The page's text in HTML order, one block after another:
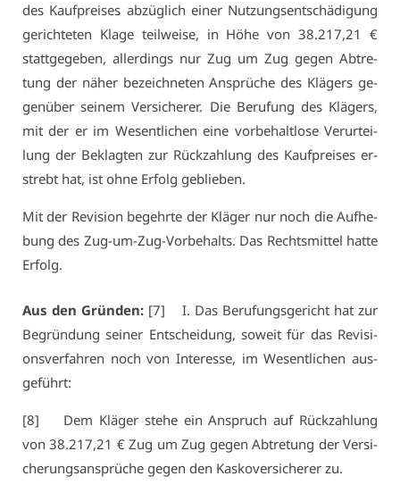
des Kauf­prei­ses ab­züg­lich ei­ner Nut­zungs­ent­schä­di­gung
ge­rich­te­ten Kla­ge teil­wei­se, in Hö­he von 38.217,21 €
statt­ge­ge­ben, al­ler­dings nur Zug um Zug ge­gen Ab­tre­
tung der nä­her be­zeich­ne­ten An­sprü­che des Klä­gers ge­
gen­über sei­nem Ver­si­che­rer. Die Be­ru­fung des Klä­gers,
mit der er im We­sent­li­chen ei­ne vor­be­halt­lo­se Ver­ur­tei­
lung der Be­klag­ten zur Rück­zah­lung des Kauf­prei­ses er­
strebt hat, ist oh­ne Er­folg ge­blie­ben.
Mit der Re­vi­si­on be­gehr­te der Klä­ger nur noch die Auf­he­
bung des Zug-um-Zug-Vor­be­halts. Das Rechts­mit­tel hat­te
Er­folg.
Aus den Grün­den:[7] I. Das Be­ru­fungs­ge­richt hat zur
Be­grün­dung sei­ner Ent­schei­dung, so­weit für das Re­vi­si­
ons­ver­fah­ren noch von In­ter­es­se, im We­sent­li­chen aus­
ge­führt:
[8] Dem Klä­ger ste­he ein An­spruch auf Rück­zah­lung
von 38.217,21 € Zug um Zug ge­gen Ab­tre­tung der Ver­si­
che­rungs­an­sprü­che ge­gen den Kas­ko­ver­si­che­rer zu.